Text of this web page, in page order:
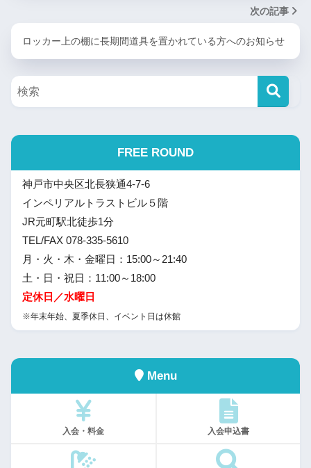
次の記事
ロッカー上の棚に長期間道具を置かれている方へのお知らせ
FREE ROUND
神戸市中央区北長狭通4-7-6
インペリアルトラストビル５階
JR元町駅北徒歩1分
TEL/FAX 078-335-5610
月・火・木・金曜日：15:00～21:40
土・日・祝日：11:00～18:00
定休日／水曜日
※年末年始、夏季休日、イベント日は休館
Menu
入会・料金 入会申込書